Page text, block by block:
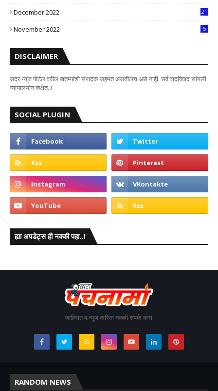
December 2022
21
November 2022 5
DISCLAIMER
सदर न्यूज पोर्टल वरील बातम्यांशी संपादक सहमत असतीलच असे नाही. सर्व वादविवाद सांगली
न्यायालयीन कक्षेत..!
SOCIAL PLUGIN
ह्या अपडेट्स ही नक्की पहा..!
जाहिरात व न्यूज करिता नक्की संपर्क करा.
RANDOM NEWS